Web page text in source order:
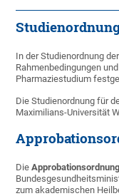
Studienordnung
In der Studienordnung
Rahmenbedingungen
Pharmaziestudium
Die Studienordnung für
Maximilians-Universität
Die
zum akademischen